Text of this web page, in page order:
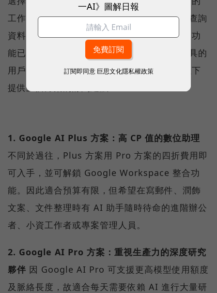
工作流程適配度及需求。對於僅偶爾使用 AI 查詢
資料或進行娛樂互動的一般用戶來說，基本版功
能已足夠。但對於已將 AI 視為核心生產力工具的
用戶而言，則可進一步評估是否付費升級，以下
提供三個方案的訂閱建議：
1. Google AI Plus 方案：高 CP 值的數位助理
不同於過往，Plus 方案用 Pro 方案的四折費用即
可入手，並可解鎖 Google Workspace 整合功
能。因此適合預算有限，但希望在寫郵件、潤飾
文案、文件整理時有 AI 助手隨時待命的進階辦公
者、小資工作者或專案管理人員。
2. Google AI Pro 方案：重視生產力的深度研究
夥伴 因 Google AI Pro 可支援更高模型使用額度
及脈絡長度，故適合每天需要依賴 AI 進行大量研
一AI》圖解日報
訂閱即同意 巨思文化隱私權政策